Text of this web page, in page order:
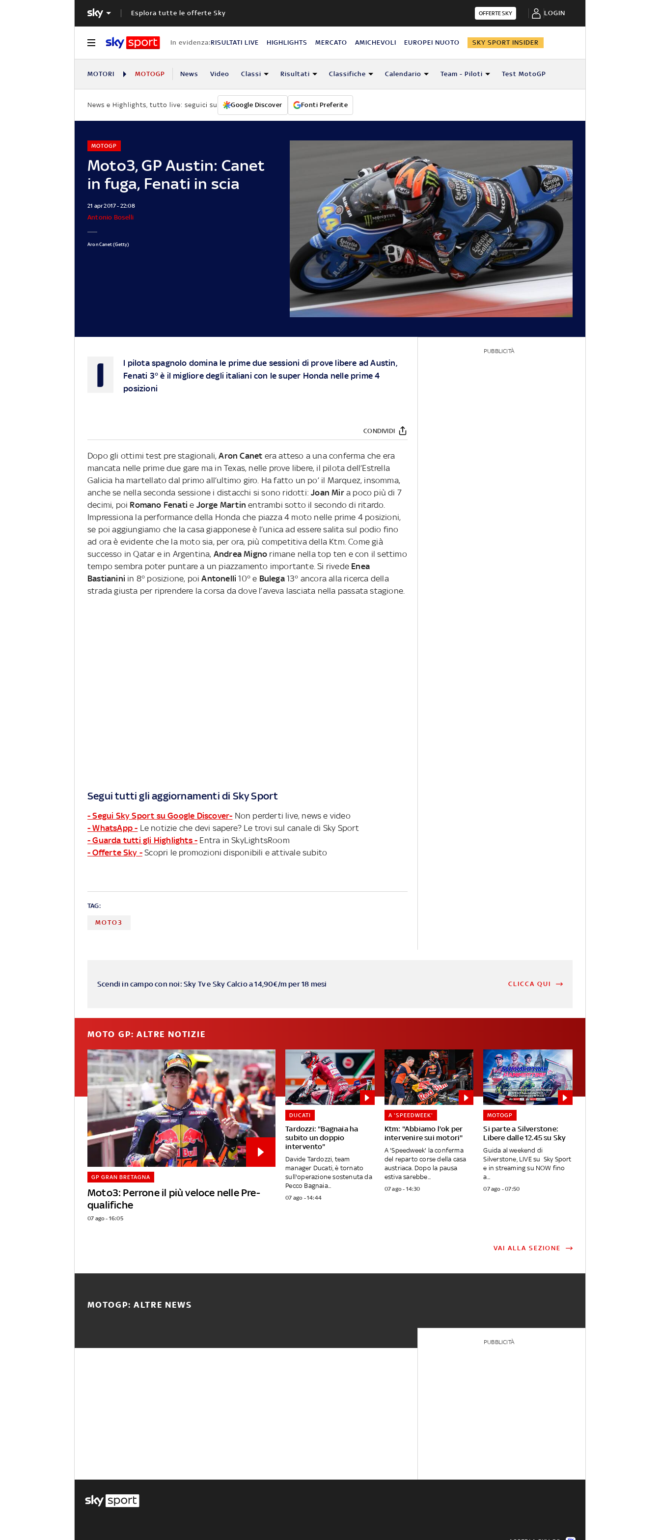
Esplora tutte le offerte Sky OFFERTE SKY LOGIN
In evidenza:RISULTATI LIVE HIGHLIGHTS MERCATO AMICHEVOLI EUROPEI NUOTO SKY SPORT INSIDER
MOTORI MOTOGP News Video Classi Risultati Classifiche Calendario Team - Piloti Test MotoGP
News e Highlights, tutto live: seguici su Google Discover Fonti Preferite
Moto3, GP Austin: Canet
in fuga, Fenati in scia
MOTOGP
21 apr 2017 - 22:08
Antonio Boselli
Aron Canet (Getty)
I
l pilota spagnolo domina le prime due sessioni di prove libere ad Austin,
Fenati 3° è il migliore degli italiani con le super Honda nelle prime 4
posizioni
CONDIVIDI
Dopo gli ottimi test pre stagionali,Aron Canet era atteso a una conferma che era
mancata nelle prime due gare ma in Texas, nelle prove libere, il pilota dell’Estrella
Galicia ha martellato dal primo all’ultimo giro. Ha fatto un po’ il Marquez, insomma,
anche se nella seconda sessione i distacchi si sono ridotti:Joan Mira poco più di 7
decimi, poi Romano Fenati e Jorge Martinentrambi sotto il secondo di ritardo.
Impressiona la performance della Honda che piazza 4 moto nelle prime 4 posizioni,
se poi aggiungiamo che la casa giapponese è l’unica ad essere salita sul podio fino
ad ora è evidente che la moto sia, per ora, più competitiva della Ktm. Come già
successo in Qatar e in Argentina, Andrea Migno rimane nella top ten e con il settimo
tempo sembra poter puntare a un piazzamento importante. Si rivede Enea
Bastianini in 8° posizione, poiAntonelli10° e Bulega13° ancora alla ricerca della
strada giusta per riprendere la corsa da dove l’aveva lasciata nella passata stagione.
Segui tutti gli aggiornamenti di Sky Sport
- Segui Sky Sport su Google Discover- Non perderti live, news e video
- WhatsApp - Le notizie che devi sapere? Le trovi sul canale di Sky Sport
- Guarda tutti gli Highlights - Entra in SkyLightsRoom
- Offerte Sky - Scopri le promozioni disponibili e attivale subito
TAG:
MOTO3
PUBBLICITÀ
Scendi in campo con noi: Sky Tv e Sky Calcio a 14,90€/m per 18 mesi CLICCA QUI
MOTO GP: ALTRE NOTIZIE
Moto3: Perrone il più veloce nelle Pre-
qualifiche
GP GRAN BRETAGNA
07 ago - 16:05
Tardozzi: "Bagnaia ha
subito un doppio
intervento"
DUCATI
Davide Tardozzi, team
manager Ducati, è tornato
sull'operazione sostenuta da
Pecco Bagnaia...
07 ago - 14:44
Ktm: "Abbiamo l'ok per
intervenire sui motori"
A 'SPEEDWEEK'
A 'Speedweek' la conferma
del reparto corse della casa
austriaca. Dopo la pausa
estiva sarebbe...
07 ago - 14:30
Si parte a Silverstone:
Libere dalle 12.45 su Sky
MOTOGP
Guida al weekend di
Silverstone, LIVE su Sky Sport
e in streaming su NOW fino
a...
07 ago - 07:50
VAI ALLA SEZIONE
MOTOGP: ALTRE NEWS
PUBBLICITÀ